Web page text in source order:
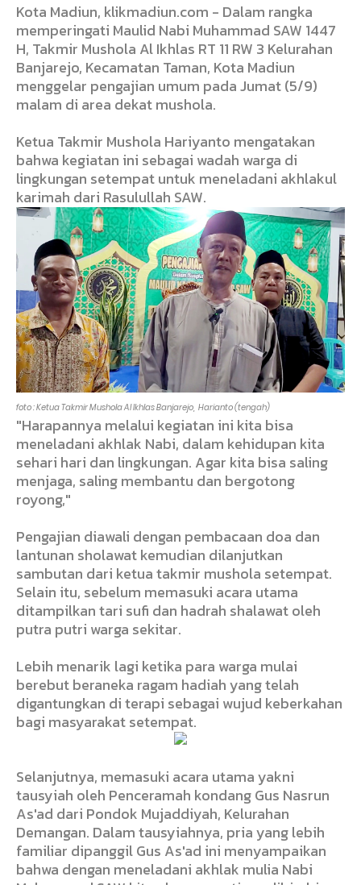
Kota Madiun, klikmadiun.com - Dalam rangka
memperingati Maulid Nabi Muhammad SAW 1447
H, Takmir Mushola Al Ikhlas RT 11 RW 3 Kelurahan
Banjarejo, Kecamatan Taman, Kota Madiun
menggelar pengajian umum pada Jumat (5/9)
malam di area dekat mushola.
Ketua Takmir Mushola Hariyanto mengatakan
bahwa kegiatan ini sebagai wadah warga di
lingkungan setempat untuk meneladani akhlakul
karimah dari Rasulullah SAW.
foto : Ketua Takmir Mushola Al Ikhlas Banjarejo, Harianto (tengah)
"Harapannya melalui kegiatan ini kita bisa
meneladani akhlak Nabi, dalam kehidupan kita
sehari hari dan lingkungan. Agar kita bisa saling
menjaga, saling membantu dan bergotong
royong,"
Pengajian diawali dengan pembacaan doa dan
lantunan sholawat kemudian dilanjutkan
sambutan dari ketua takmir mushola setempat.
Selain itu, sebelum memasuki acara utama
ditampilkan tari sufi dan hadrah shalawat oleh
putra putri warga sekitar.
Lebih menarik lagi ketika para warga mulai
berebut beraneka ragam hadiah yang telah
digantungkan di terapi sebagai wujud keberkahan
bagi masyarakat setempat.
Selanjutnya, memasuki acara utama yakni
tausyiah oleh Penceramah kondang Gus Nasrun
As'ad dari Pondok Mujaddiyah, Kelurahan
Demangan. Dalam tausyiahnya, pria yang lebih
familiar dipanggil Gus As'ad ini menyampaikan
bahwa dengan meneladani akhlak mulia Nabi